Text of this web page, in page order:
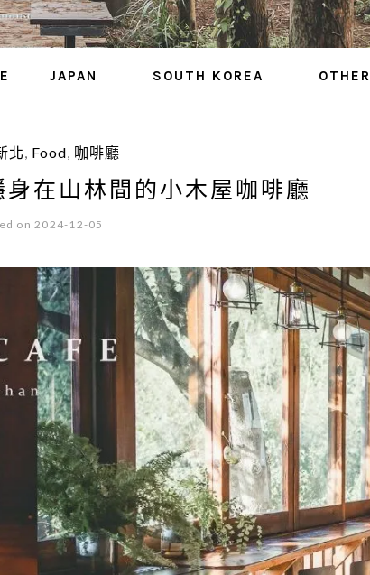
JAPAN SOUTH KOREA OTHER
北, Food, 咖啡廳
在山林間的小木屋咖啡廳
on 2024-12-05